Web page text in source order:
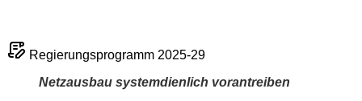
Regierungsprogramm 2025-29
Netzausbau systemdienlich vorantreiben